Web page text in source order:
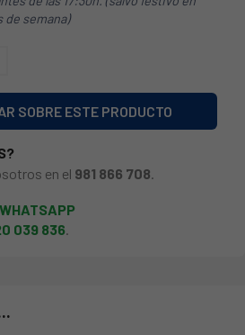
semana)
SOBRE ESTE PRODUCTO
en el 981 866 708
WHATSAPP
039 836.